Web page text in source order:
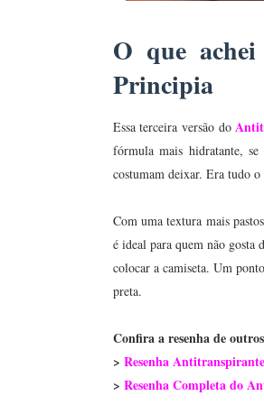
O que
Principia
Essa terceira versão do
fórmula mais hidratante, se
costumam deixar. Era tudo
Com uma textura mais
é ideal para quem não gosta
colocar a camiseta. Um
preta.
Confira a resenha de
> Resenha
> Resenha Completa do